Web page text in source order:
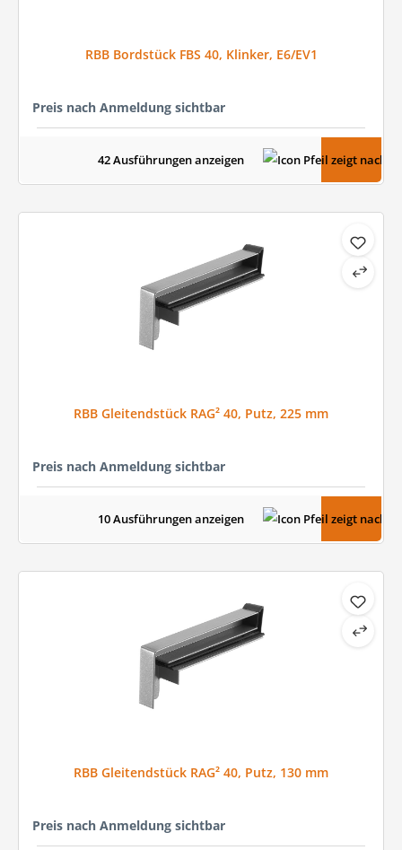
RBB Bordstück FBS 40, Klinker, E6/EV1
Preis nach Anmeldung sichtbar
42 Ausführungen anzeigen
RBB Gleitendstück RAG² 40, Putz, 225 mm
Preis nach Anmeldung sichtbar
10 Ausführungen anzeigen
RBB Gleitendstück RAG² 40, Putz, 130 mm
Preis nach Anmeldung sichtbar